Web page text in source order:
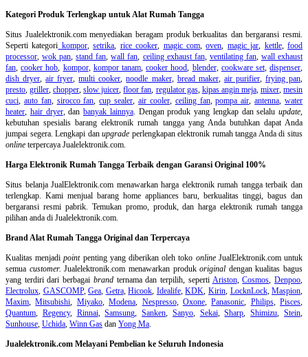
Kategori Produk Terlengkap untuk Alat Rumah Tangga
Situs Jualelektronik.com menyediakan beragam produk berkualitas dan bergaransi resmi.
Seperti kategori kompor,setrika, rice cooker, magic com,oven, magic jar, kettle,food
processor,wok pan,stand fan,wall fan, ceiling exhaust fan, ventilating fan, wall exhaust
fan,cooker hob, kompor, kompor tanam,cooker hood, blender, cookware set,dispenser,
dish dryer,air fryer,multi cooker,noodle maker, bread maker, air purifier, frying pan,
presto,griller,chopper,slow juicer,floor fan, regulator gas, kipas angin meja, mixer,mesin
cuci, auto fan, sirocco fan,cup sealer,air cooler, ceiling fan,pompa air,antenna,water
heater, hair dryer, dan banyak lainnya. Dengan produk yang lengkap dan selalu update,
kebutuhan spesialis barang elektronik rumah tangga yang Anda butuhkan dapat Anda
jumpai segera. Lengkapi danupgrade perlengkapan elektronik rumah tangga Anda di situs
online terpercaya Jualelektronik.com.
Harga Elektronik Rumah Tangga Terbaik dengan Garansi Original 100%
Situs belanjaJualElektronik.com menawarkan harga elektronik rumah tangga terbaik dan
terlengkap. Kami menjual barang home appliances baru, berkualitas tinggi, bagus dan
bergaransi resmi pabrik. Temukan promo, produk, dan harga elektronik rumah tangga
pilihan anda di Jualelektronik.com.
Brand Alat Rumah Tangga Original dan Terpercaya
Kualitas menjadipointpenting yang diberikan oleh toko onlineJualElektronik.com untuk
semua customer. Jualelektronik.com menawarkan produkoriginal dengan kualitas bagus
yang terdiri dari berbagai brandternama dan terpilih, seperti Ariston,Cosmos,Denpoo,
Electrolux, GASCOMP,Gea, Getra,Hicook, Idealife,KDK, Kirin, LocknLock,Maspion,
Maxim,Mitsubishi, Miyako,Modena, Nespresso, Oxone,Panasonic, Philips, Pisces,
Quantum, Regency, Rinnai,Samsung,Sanken, Sanyo, Sekai,Sharp,Shimizu,Stein,
Sunhouse, Uchida, Winn Gas dan Yong Ma.
Jualelektronik.com Melayani Pembelian ke Seluruh Indonesia